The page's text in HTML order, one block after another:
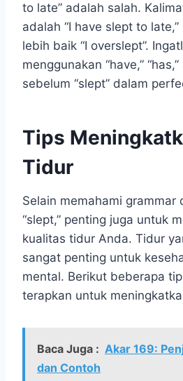
to late” adalah salah.
adalah “I have slept to
lebih baik “I overslept”.
menggunakan “have,”
sebelum “slept” dalam
Tips
Tidur
Selain memahami grammar
“slept,” penting juga untuk
kualitas tidur Anda. Tidur
sangat penting untuk
mental. Berikut beberapa
terapkan untuk
Baca Juga : Akar 169:
dan Contoh